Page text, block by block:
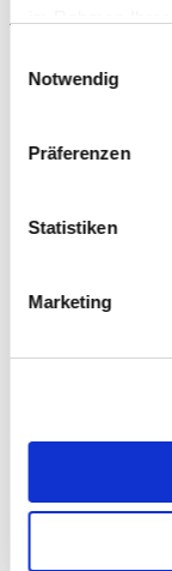
Notwendig
Präferenzen
Statistiken
Marketing
AGP Micro